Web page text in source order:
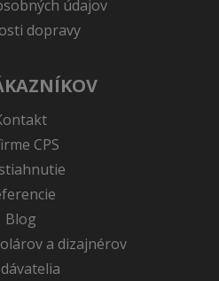
údajov
dopravy
CPS
Blog
a dizajnérov